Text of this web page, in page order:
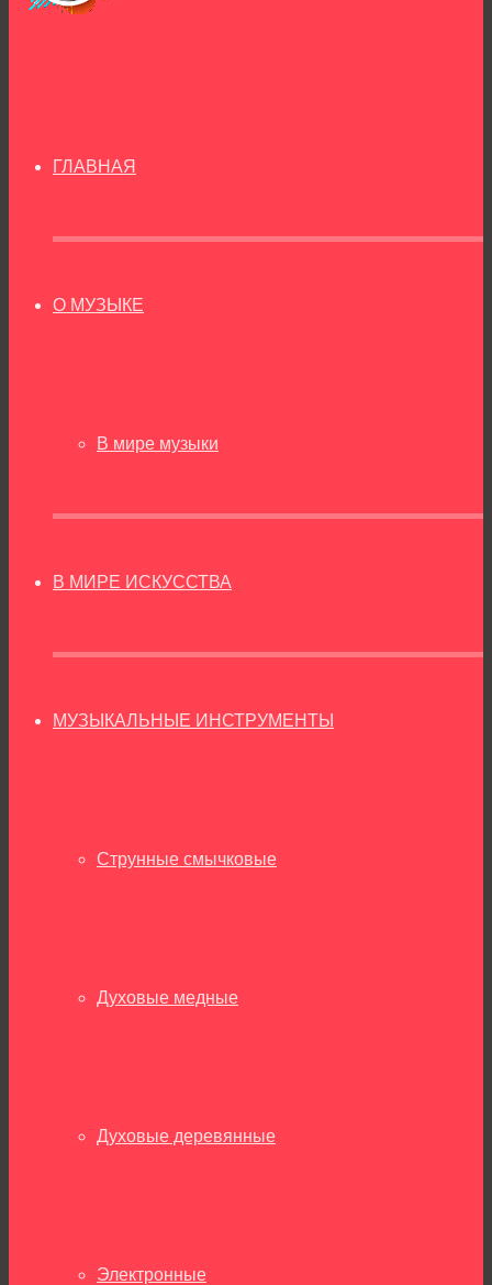
ГЛАВНАЯ
О МУЗЫКЕ
В мире музыки
В МИРЕ ИСКУССТВА
МУЗЫКАЛЬНЫЕ ИНСТРУМЕНТЫ
Струнные смычковые
Духовые медные
Духовые деревянные
Электронные